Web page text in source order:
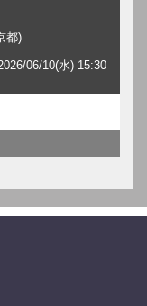
都)
06/10(水) 15:30